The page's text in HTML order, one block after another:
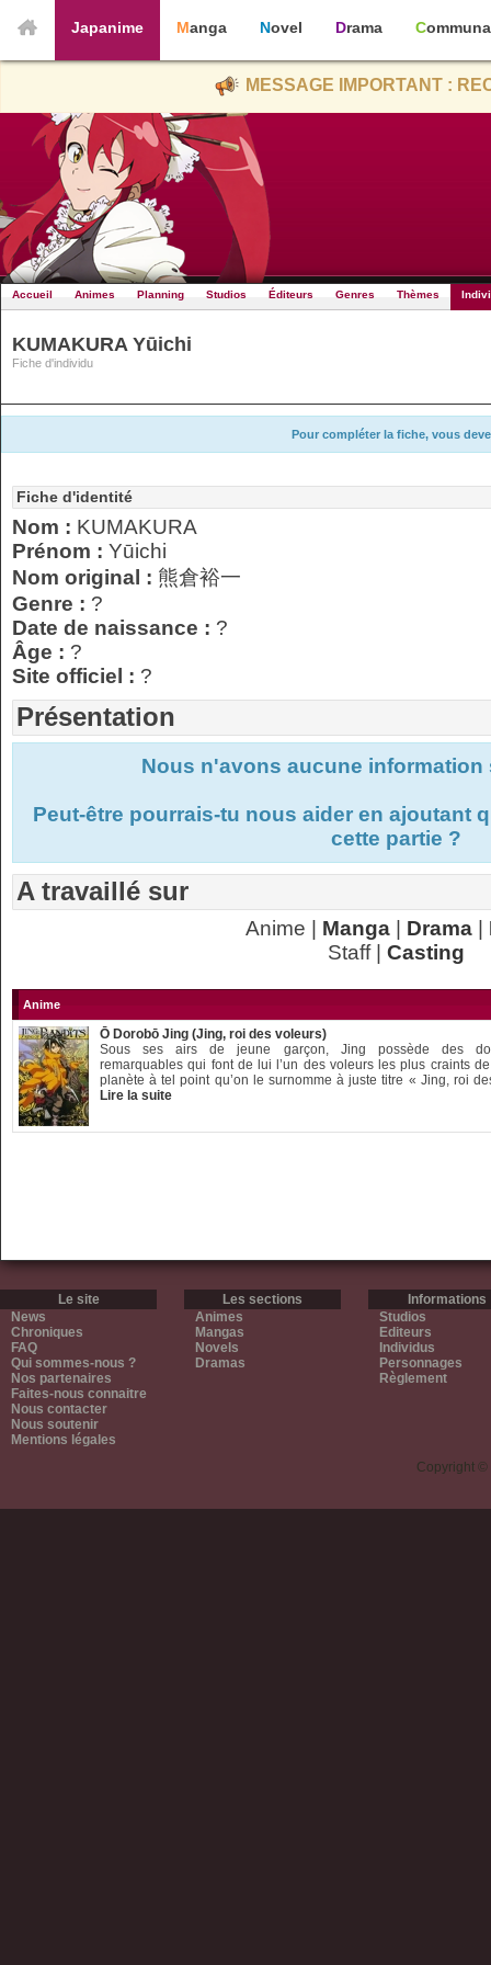
Japanime Manga Novel Drama
MESSAGE IMPORTANT :
Accueil Animes Planning Studios Éditeurs Genres Thèmes
KUMAKURA Yūichi
Fiche d'individu
Pour compléter la fiche, vous
Fiche d'identité
Nom : KUMAKURA
Prénom : Yūichi
Nom original : 熊倉裕一
Genre : ?
Date de naissance : ?
Âge : ?
Site officiel : ?
Présentation
Nous n'avons aucune
Peut-être pourrais-tu nous aider en ajoutant
cette partie ?
A travaillé sur
Anime | Manga| Drama|
Staff | Casting
Anime
Ō Dorobō Jing (Jing, roi des voleurs)
Sous ses airs de jeune garçon, Jing possède des
remarquables qui font de lui l’un des voleurs les plus craints
planète à tel point qu’on le surnomme à juste titre « Jing, roi
Lire la suite
Le site
News
Chroniques
FAQ
Qui sommes-nous ?
Nos partenaires
Faites-nous connaitre
Nous contacter
Nous soutenir
Mentions légales
Les sections
Animes
Mangas
Novels
Dramas
Informations
Studios
Editeurs
Individus
Personnages
Règlement
Copyright ©